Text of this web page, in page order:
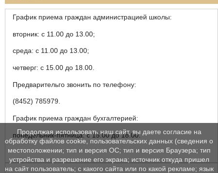
График приема граждан администрацией школы:
вторник: с 11.00 до 13.00;
среда: с 11.00 до 13.00;
четверг: с 15.00 до 18.00.
Предварительго звонить по телефону:
(8452) 785979.
График приема граждан бухгалтерией:
понедельник-пятница: с 15.00 до 18.00.
Продолжая использовать наш сайт, вы даете согласие на
обработку файлов cookie, пользовательских данных (сведения о
местоположении; тип и версия ОС; тип и версия Браузера; тип
устройства и разрешение его экрана; источник откуда пришел
на сайт пользователь; с какого сайта или по какой рекламе; язык